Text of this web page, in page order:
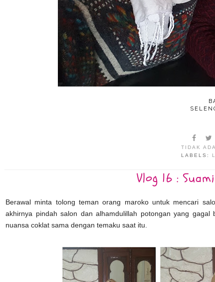
TIDAK
LABELS:
Vlog 16 :
Berawal minta tolong teman orang maroko untuk mencari
akhirnya pindah salon dan alhamdulillah potongan yang gagal
nuansa coklat sama dengan temaku saat itu.